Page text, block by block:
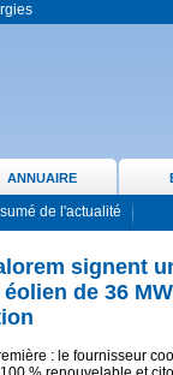
ANNUAIRE
de l'actualité
signent
de 36
: le fournisseur